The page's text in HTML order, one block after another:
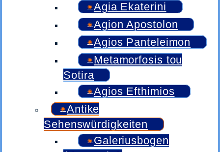
Agia Ekaterini
Agion Apostolon
Agios Panteleimon
Metamorfosis tou
Sotira
Agios Efthimios
Antike
Sehenswürdigkeiten
Galeriusbogen